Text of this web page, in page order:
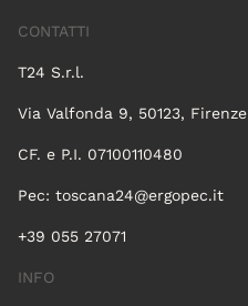
CONTATTI
T24 S.r.l.
Via Valfonda 9, 50123, Firenze
CF. e P.I. 07100110480
Pec: toscana24@ergopec.it
+39 055 27071
INFO